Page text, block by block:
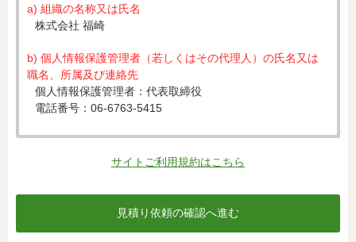
a) 組織の名称又は氏名
株式会社 福崎
b) 個人情報保護管理者（若しくはその代理人）の氏名又は
職名、所属及び連絡先
個人情報保護管理者：代表取締役
電話番号：06-6763-5415
c) 個人情報の利用目的
入力された個人情報は、お見積り依頼への対応のために利
d) 個人情報の第三者提供について
サイトご利用規約はこちら